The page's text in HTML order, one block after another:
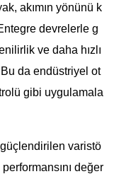
akımın yönünü k
devrelerle g
ve daha hızlı
da endüstriyel ot
gibi uygulamala
varistö
değer